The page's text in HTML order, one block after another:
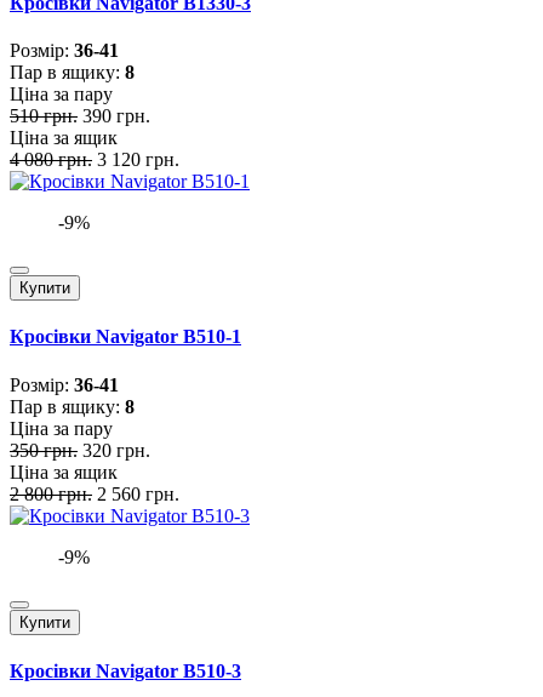
Розмiр: 36-41
Пар в ящику: 8
Ціна за пару
510 грн. 390 грн.
Ціна за ящик
4 080 грн. 3 120 грн.
-9%
Купити
Кросівки Navigator B510-1
Розмiр: 36-41
Пар в ящику: 8
Ціна за пару
350 грн. 320 грн.
Ціна за ящик
2 800 грн. 2 560 грн.
-9%
Купити
Кросівки Navigator B510-3